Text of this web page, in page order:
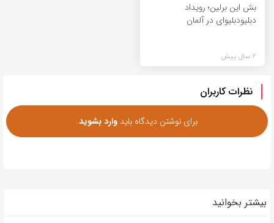
بش این برلین؛ رویداد
دبلیودبلیوای در آلمان
2 سال پیش
نظرات کاربران
برای نوشتن دیدگاه باید وارد بشوید.
بیشتر بخوانید